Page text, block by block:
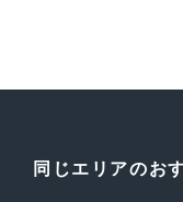
同じエリアのお